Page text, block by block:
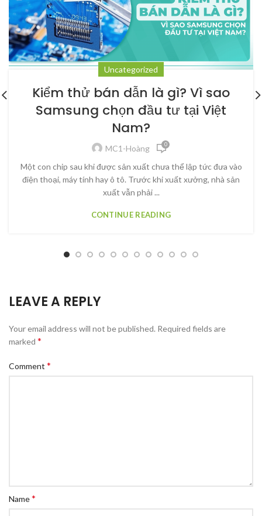
Uncategorized
Kiểm thử bán dẫn là gì? Vì sao
Samsung chọn đầu tư tại Việt
Nam?
MC1-Hoàng 0
Một con chip sau khi được sản xuất chưa thể lập tức đưa vào
điện thoại, máy tính hay ô tô. Trước khi xuất xưởng, nhà sản
xuất vẫn phải ...
CONTINUE READING
LEAVE A REPLY
Your email address will not be published. Required fields are
marked *
Comment *
Name*